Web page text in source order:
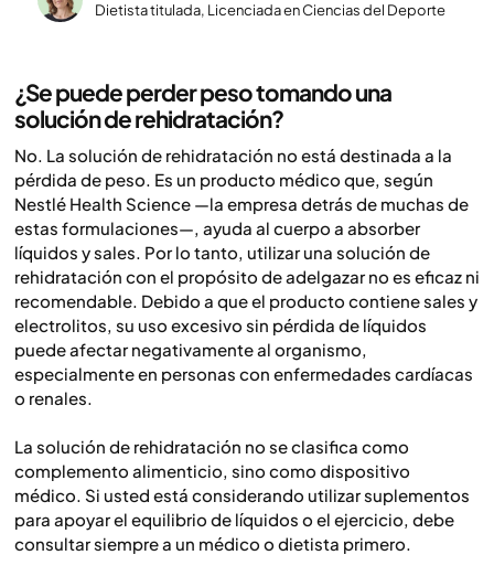
Dietista titulada, Licenciada en Ciencias del Deporte
¿Se puede perder peso tomando una
solución de rehidratación?
No. La solución de rehidratación no está destinada a la
pérdida de peso. Es un producto médico que, según
Nestlé Health Science —la empresa detrás de muchas de
estas formulaciones—, ayuda al cuerpo a absorber
líquidos y sales. Por lo tanto, utilizar una solución de
rehidratación con el propósito de adelgazar no es eficaz ni
recomendable. Debido a que el producto contiene sales y
electrolitos, su uso excesivo sin pérdida de líquidos
puede afectar negativamente al organismo,
especialmente en personas con enfermedades cardíacas
o renales.
La solución de rehidratación no se clasifica como
complemento alimenticio, sino como dispositivo
médico. Si usted está considerando utilizar suplementos
para apoyar el equilibrio de líquidos o el ejercicio, debe
consultar siempre a un médico o dietista primero.